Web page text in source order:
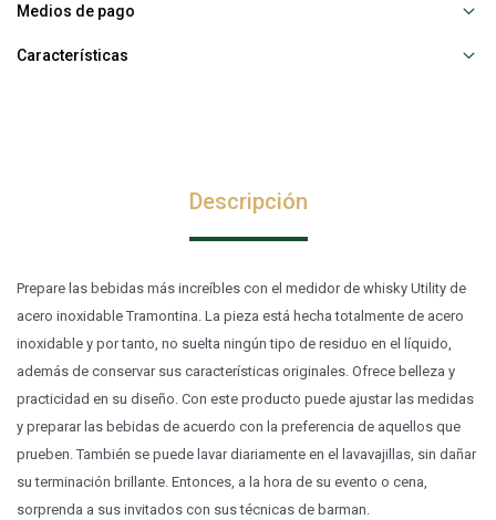
Medios de pago
Características
Descripción
Prepare las bebidas más increíbles con el medidor de whisky Utility de
acero inoxidable Tramontina. La pieza está hecha totalmente de acero
inoxidable y por tanto, no suelta ningún tipo de residuo en el líquido,
además de conservar sus características originales. Ofrece belleza y
practicidad en su diseño. Con este producto puede ajustar las medidas
y preparar las bebidas de acuerdo con la preferencia de aquellos que
prueben. También se puede lavar diariamente en el lavavajillas, sin dañar
su terminación brillante. Entonces, a la hora de su evento o cena,
sorprenda a sus invitados con sus técnicas de barman.